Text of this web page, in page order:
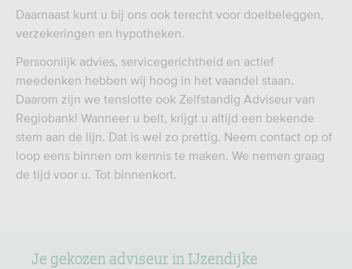
Daarnaast kunt u bij ons ook terecht voor doelbeleggen,
verzekeringen en hypotheken.
Persoonlijk advies, servicegerichtheid en actief
meedenken hebben wij hoog in het vaandel staan.
Daarom zijn we tenslotte ook Zelfstandig Adviseur van
Regiobank! Wanneer u belt, krijgt u altijd een bekende
stem aan de lijn. Dat is wel zo prettig. Neem contact op of
loop eens binnen om kennis te maken. We nemen graag
de tijd voor u. Tot binnenkort.
Je gekozen adviseur in IJzendijke